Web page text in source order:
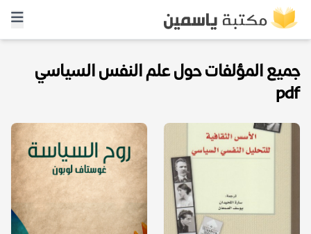
جميع المؤلفات حول علم النفس السياسي
pdf